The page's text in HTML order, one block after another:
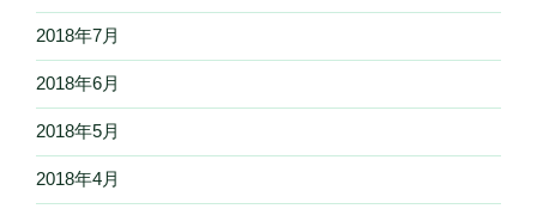
2018年7月
2018年6月
2018年5月
2018年4月